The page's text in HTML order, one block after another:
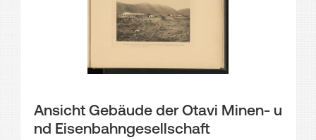
Ansicht Gebäude der Otavi Minen- u
nd Eisenbahngesellschaft